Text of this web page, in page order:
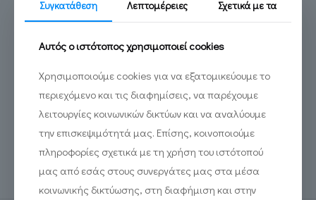
Δημιουργούμε τα νέα VR Labs του ΔΠΘ
Read more
Συγκατάθεση Λεπτομέρειες Σχετικά με τα
Αυτός ο ιστότοπος χρησιμοποιεί cookies
Χρησιμοποιούμε cookies για να εξατομικεύουμε το
περιεχόμενο και τις διαφημίσεις, να παρέχουμε
λειτουργίες κοινωνικών δικτύων και να αναλύουμε
την επισκεψιμότητά μας. Επίσης, κοινοποιούμε
πληροφορίες σχετικά με τη χρήση του ιστότοπού
μας από εσάς στους συνεργάτες μας στα μέσα
κοινωνικής δικτύωσης, στη διαφήμιση και στην